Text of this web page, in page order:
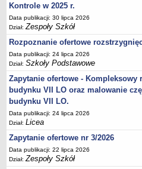
Kontrole w 2025 r.
Data publikacji: 30 lipca 2026
Dział:Zespoły Szkół
Rozpoznanie ofertowe
Data publikacji: 24 lipca 2026
Dział:Szkoły Podstawowe
Zapytanie ofertowe -
budynku VII LO oraz malowanie
budynku VII LO.
Data publikacji: 24 lipca 2026
Dział:Licea
Zapytanie ofertowe nr 3/2026
Data publikacji: 22 lipca 2026
Dział:Zespoły Szkół